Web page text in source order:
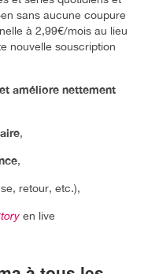
sans aucune coupure
à 2,99€/mois au lieu
nouvelle souscription
améliore nettement
,
,
retour, etc.),
en live